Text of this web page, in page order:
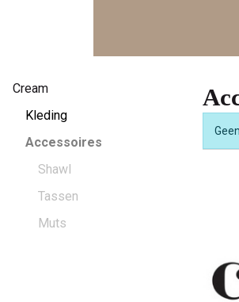
accessoires
van
V-
Male
Mode!
Cream
Kleding
Accessoires
Shawl
Tassen
Muts